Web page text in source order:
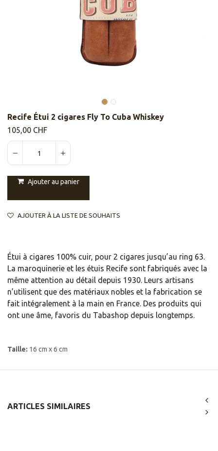
Recife Étui 2 cigares Fly To Cuba Whiskey
105,00 CHF
Ajouter au panier
AJOUTER À LA LISTE DE SOUHAITS
Étui à cigares 100% cuir, pour 2 cigares jusqu’au ring 63.
La maroquinerie et les étuis Recife sont fabriqués avec la
même attention au détail depuis 1930. Leurs artisans
n’utilisent que des matériaux nobles et la fabrication se
fait intégralement à la main en France. Des produits qui
ont une âme, favoris du Tabashop depuis longtemps.
Taille: 16 cm x 6 cm
ARTICLES SIMILAIRES